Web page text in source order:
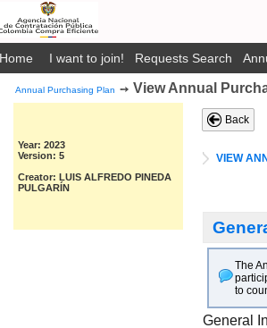
Home I want to join! Requests Search
Annual Purchasing Plan ➙ View Annual
Year: 2023
Version: 5
Creator: LUIS ALFREDO PINEDA
PULGARÍN
Back
VIEW
The
to
General